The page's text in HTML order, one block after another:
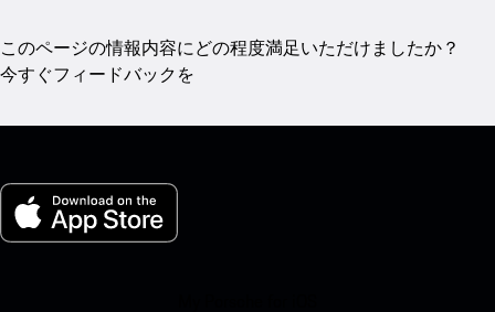
このページの情報内容にどの程度満足いただけましたか？
今すぐフィードバックを